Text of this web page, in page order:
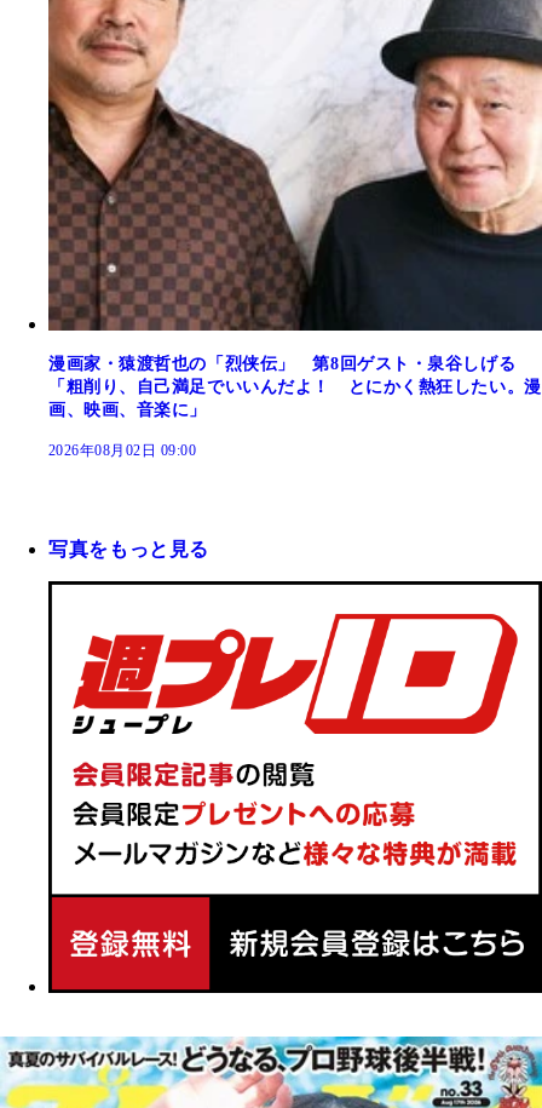
漫画家・猿渡哲也の「烈侠伝」 第8回ゲスト・泉谷しげる
「粗削り、自己満足でいいんだよ！ とにかく熱狂したい。漫
画、映画、音楽に」
2026年08月02日 09:00
写真をもっと見る